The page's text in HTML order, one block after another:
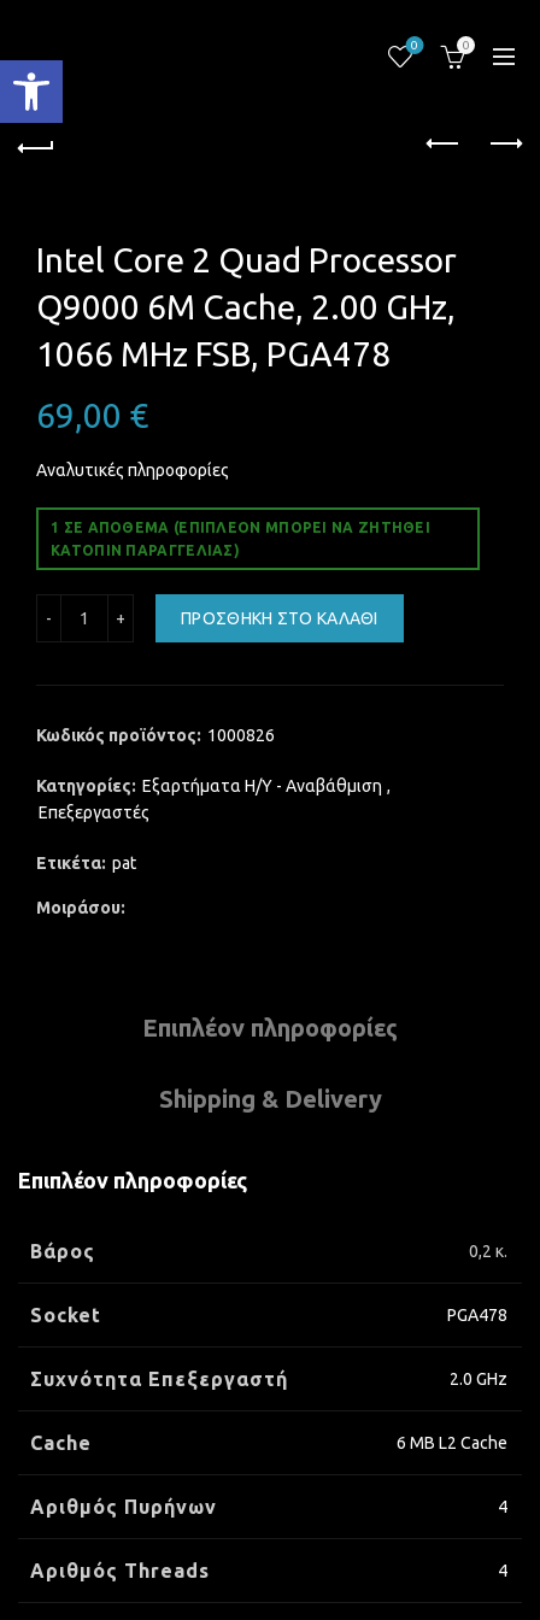
Ανοίξτε τη γραμμή εργαλείων
0 0
Intel Core 2 Quad Processor
Q9000 6M Cache, 2.00 GHz,
1066 MHz FSB, PGA478
69,00 €
Αναλυτικές πληροφορίες
1 ΣΕ ΑΠΌΘΕΜΑ (ΕΠΙΠΛΈΟΝ ΜΠΟΡΕΊ ΝΑ ΖΗΤΗΘΕΊ
ΚΑΤΌΠΙΝ ΠΑΡΑΓΓΕΛΊΑΣ)
ΠΡΟΣΘΉΚΗ ΣΤΟ ΚΑΛΆΘΙ
Κωδικός προϊόντος: 1000826
Κατηγορίες: Εξαρτήματα Η/Υ - Αναβάθμιση ,
Επεξεργαστές
Ετικέτα: pat
Μοιράσου
Επιπλέον πληροφορίες
Shipping & Delivery
Επιπλέον πληροφορίες
Βάρος 0,2 κ.
Socket PGA478
Συχνότητα Επεξεργαστή 2.0 GHz
Cache 6 MB L2 Cache
Αριθμός Πυρήνων 4
Αριθμός Threads 4